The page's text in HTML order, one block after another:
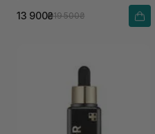
13 900₴19 500₴